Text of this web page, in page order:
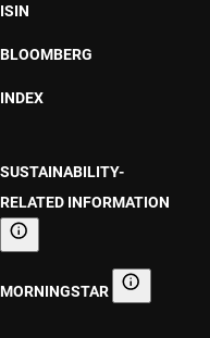
ISIN
BLOOMBERG
INDEX
SUSTAINABILITY-
RELATED INFORMATION
Sustainability-related information
MORNINGSTAR Morningstar